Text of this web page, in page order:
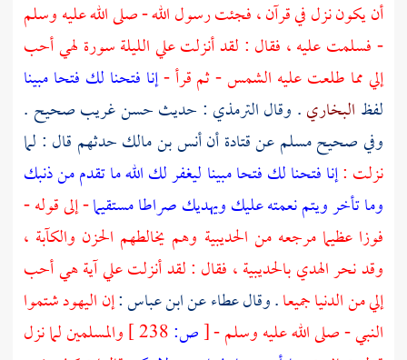
أن يكون نزل في قرآن ، فجئت رسول الله - صلى الله عليه وسلم
- فسلمت عليه ، فقال : لقد أنزلت علي الليلة سورة لهي أحب
إلي مما طلعت عليه الشمس - ثم قرأ -إنا فتحنا لك فتحا مبينا
لفظ البخاري. وقالالترمذي : حديث حسن غريب صحيح .
وفي صحيحمسلمعنقتادةأنأنس بن مالكحدثهم قال : لما
نزلت :إنا فتحنا لك فتحا مبينا ليغفر لك الله ما تقدم من ذنبك
وما تأخر ويتم نعمته عليك ويهديك صراطا مستقيما- إلى قوله -
فوزا عظيما مرجعه من الحديبية وهم يخالطهم الحزن والكآبة ،
وقد نحر الهديبالحديبية، فقال : لقد أنزلت علي آية هي أحب
إلي من الدنيا جميعا. وقالعطاءعنابن عباس:إناليهودشتموا
النبي - صلى الله عليه وسلم -[ص:
والمسلمين لما نزل